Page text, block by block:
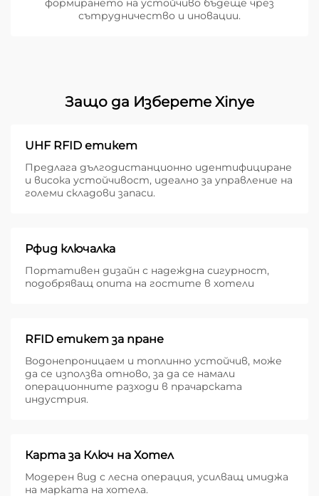
формирането на устойчиво бъдеще чрез
сътрудничество и иновации.
Защо да Изберете Xinye
UHF RFID етикет
Предлага дългодистанционно идентифициране
и висока устойчивост, идеално за управление на
големи складови запаси.
Рфид ключалка
Портативен дизайн с надеждна сигурност,
подобряващ опита на гостите в хотели
RFID етикет за пране
Водонепроницаем и топлинно устойчив, може
да се използва отново, за да се намали
операционните разходи в прачарската
индустрия.
Карта за Ключ на Хотел
Модерен вид с лесна операция, усилващ имиджа
на марката на хотела.